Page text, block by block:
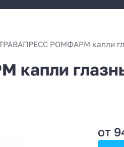
от